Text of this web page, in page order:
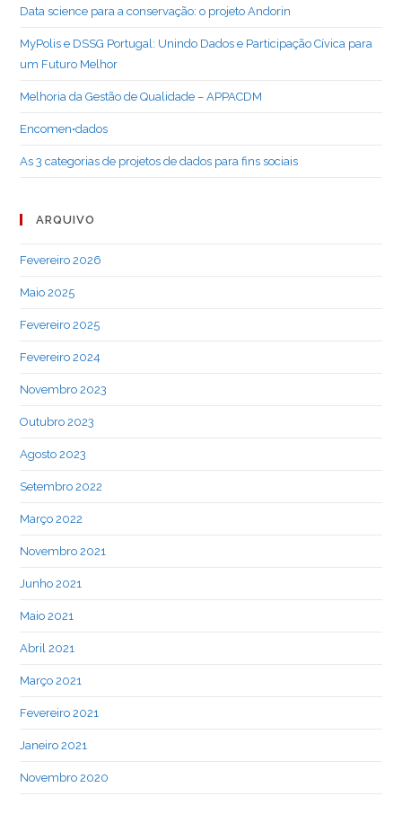
sem
Data science para a conservação: o projeto Andorin
MyPolis e DSSG Portugal: Unindo Dados e Participação Cívica para
um Futuro Melhor
Melhoria da Gestão de Qualidade – APPACDM
Encomen•dados
As 3 categorias de projetos de dados para fins sociais
ARQUIVO
Fevereiro 2026
Maio 2025
Fevereiro 2025
Fevereiro 2024
Novembro 2023
Outubro 2023
Agosto 2023
Setembro 2022
Março 2022
Novembro 2021
Junho 2021
Maio 2021
Abril 2021
Março 2021
Fevereiro 2021
Janeiro 2021
Novembro 2020